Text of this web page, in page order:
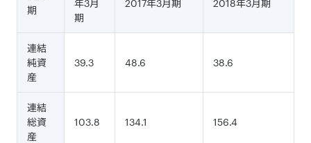
期
年3月
期
2017年3月期 2018年3月期
連結
純資
産
39.3 48.6 38.6
連結
総資
産
103.8 134.1 156.4